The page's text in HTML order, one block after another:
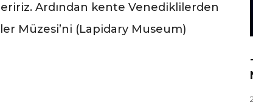
Ardından kente Venediklilerden
Müzesi’ni (Lapidary Museum)